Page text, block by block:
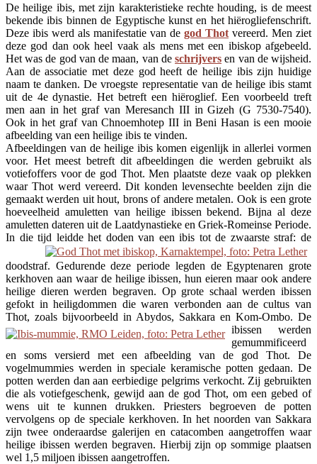
De heilige ibis, met zijn karakteristieke rechte houding, is de meest
bekende ibis binnen de Egyptische kunst en het hiërogliefenschrift.
Deze ibis werd als manifestatie van de god Thot vereerd. Men ziet
deze god dan ook heel vaak als mens met een ibiskop afgebeeld.
Het was de god van de maan, van deschrijvers en van de wijsheid.
Aan de associatie met deze god heeft de heilige ibis zijn huidige
naam te danken. De vroegste representatie van de heilige ibis stamt
uit de 4e dynastie. Het betreft een hiëroglief. Een voorbeeld treft
men aan in het graf van Meresanch III in Gizeh (G 7530-7540).
Ook in het graf van Chnoemhotep III in Beni Hasan is een mooie
afbeelding van een heilige ibis te vinden.
Afbeeldingen van de heilige ibis komen eigenlijk in allerlei vormen
voor. Het meest betreft dit afbeeldingen die werden gebruikt als
votiefoffers voor de god Thot. Men plaatste deze vaak op plekken
waar Thot werd vereerd. Dit konden levensechte beelden zijn die
gemaakt werden uit hout, brons of andere metalen. Ook is een grote
hoeveelheid amuletten van heilige ibissen bekend. Bijna al deze
amuletten dateren uit de Laatdynastieke en Griek-Romeinse Periode.
In die tijd leiddehet doden van een ibis tot de zwaarste straf: de
doodstraf. Gedurende deze periode legden de Egyptenaren grote
kerkhoven aan waar de heilige ibissen, hun eieren maar ook andere
heilige dieren werden begraven. Op grote schaal werden ibissen
gefokt in heiligdommen die waren verbonden aan de cultus van
Thot, zoals bijvoorbeeld in Abydos, Sakkara en Kom-Ombo. De
ibissen werden
gemummificeerd
en soms versierd met een afbeelding van de god Thot. De
vogelmummies werden in speciale keramische potten gedaan. De
potten werden dan aan eerbiedige pelgrims verkocht. Zij gebruikten
die als votiefgeschenk, gewijd aan de god Thot, om een gebed of
wens uit te kunnen drukken. Priesters begroeven de potten
vervolgens op de speciale kerkhoven. In het noorden van Sakkara
zijn twee onderaardse galerijen en catacomben aangetroffen waar
heilige ibissen werden begraven. Hierbij zijn op sommige plaatsen
wel 1,5 miljoen ibissen aangetroffen.